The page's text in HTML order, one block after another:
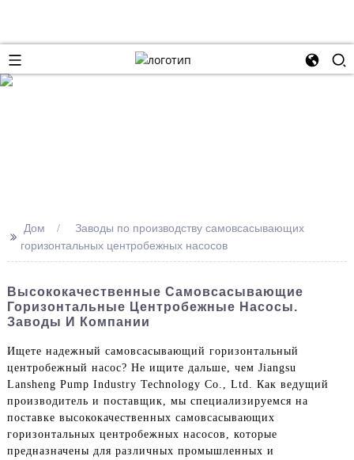
>> Дом
Заводы по производству самовсасывающих
горизонтальных центробежных насосов
Высококачественные Самовсасывающие
Горизонтальные Центробежные Насосы.
Заводы И Компании
Ищете надежный самовсасывающий горизонтальный
центробежный насос? Не ищите дальше, чем Jiangsu
Lansheng Pump Industry Technology Co., Ltd. Как ведущий
производитель и поставщик, мы специализируемся на
поставке высококачественных самовсасывающих
горизонтальных центробежных насосов, которые
предназначены для различных промышленных и